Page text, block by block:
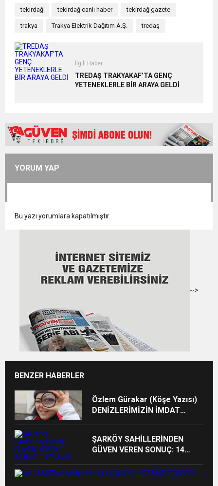
tekirdağ tekirdağ canlı haber tekirdağ gazete
trakya Trakya Elektrik Dağıtım A.Ş. tredaş
İlgili Haber
TREDAŞ TRAKYAKAF’TA GENÇ
YETENEKLERLE BİR ARAYA GELDİ
YORUM YAP
Bu yazı yorumlara kapatılmıştır.
-->
BENZER HABERLER
Özlem Gürakar (Köşe Yazısı)
DENİZLERİMİZİN İMDAT
ŞARKÖY SAHİLLERİNDEN
GÜVEN VEREN SONUÇ: 14
UYGUN